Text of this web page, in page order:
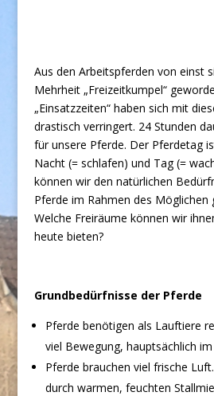
Aus den Arbeitspferden von einst
Mehrheit „Freizeitkumpel“
„Einsatzzeiten“ haben sich mit
drastisch verringert. 24 Stunden
für unsere Pferde. Der Pferdetag
Nacht (= schlafen) und Tag (=
können wir den natürlichen
Pferde im Rahmen des Möglichen
Welche Freiräume können wir
heute bieten?
Grundbedürfnisse der Pferde
Pferde benötigen als Lauftiere
viel Bewegung, hauptsächlich
Pferde brauchen viel frische
durch warmen, feuchten